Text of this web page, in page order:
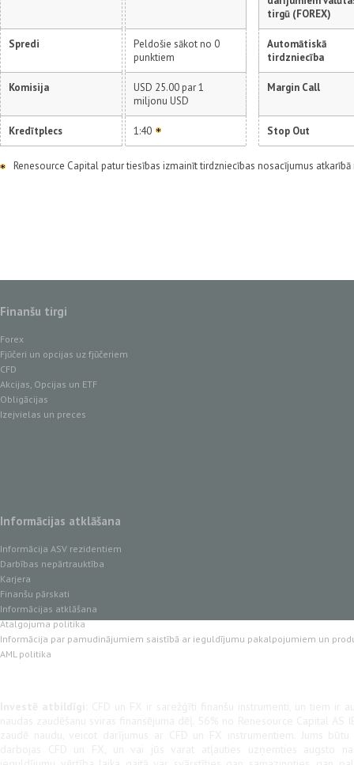
tirgū (FOREX)
Spredi
Peldošie sākot no 0
punktiem
Automātiskā
tirdzniecība
Komisija
USD 25.00 par 1
miljonu USD
Margin Call
Kredītplecs 1:40 Stop Out
Renesource Capital patur tiesības izmainīt tirdzniecības nosacījumus
Finanšu tirgi
Forex
Fjūčeri un opcijas uz fjūčeriem
CFD
Akcijas, Opcijas un ETF
Obligācijas
Izejvielas un preces
Informācijas atklāšana
Informācija ASV rezidentiem
Darbības nepārtrauktība
Karjera
Finanšu pārskati
Informācijas atklāšana
Atalgojuma politika
Informācija par pamudinājumiem saistībā ar ieguldījumu pakalpojumiem un
AML politika